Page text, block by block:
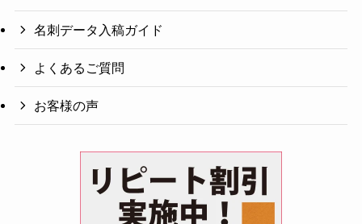
名刺データ入稿ガイド
よくあるご質問
お客様の声